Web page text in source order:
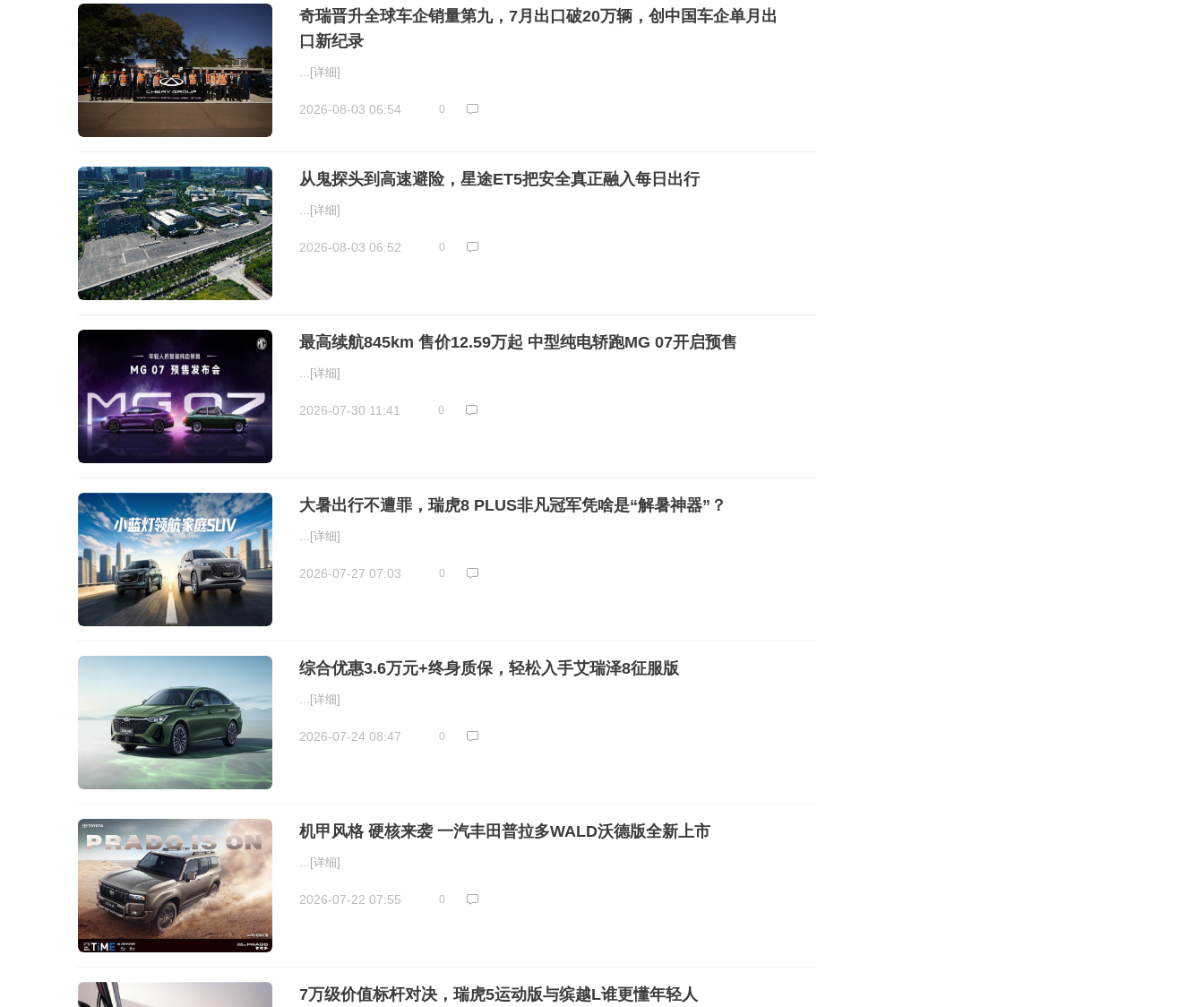
奇瑞晋升全球车企销量第九，7月出口破20万辆，创中国车企单月出
口新纪录
... [详细]
2026-08-03 06:54 0
从鬼探头到高速避险，星途ET5把安全真正融入每日出行
... [详细]
2026-08-03 06:52 0
最高续航845km 售价12.59万起 中型纯电轿跑MG 07开启预售
... [详细]
2026-07-30 11:41 0
大暑出行不遭罪，瑞虎8 PLUS非凡冠军凭啥是“解暑神器”？
... [详细]
2026-07-27 07:03 0
综合优惠3.6万元+终身质保，轻松入手艾瑞泽8征服版
... [详细]
2026-07-24 08:47 0
机甲风格 硬核来袭 一汽丰田普拉多WALD沃德版全新上市
... [详细]
2026-07-22 07:55 0
7万级价值标杆对决，瑞虎5运动版与缤越L谁更懂年轻人